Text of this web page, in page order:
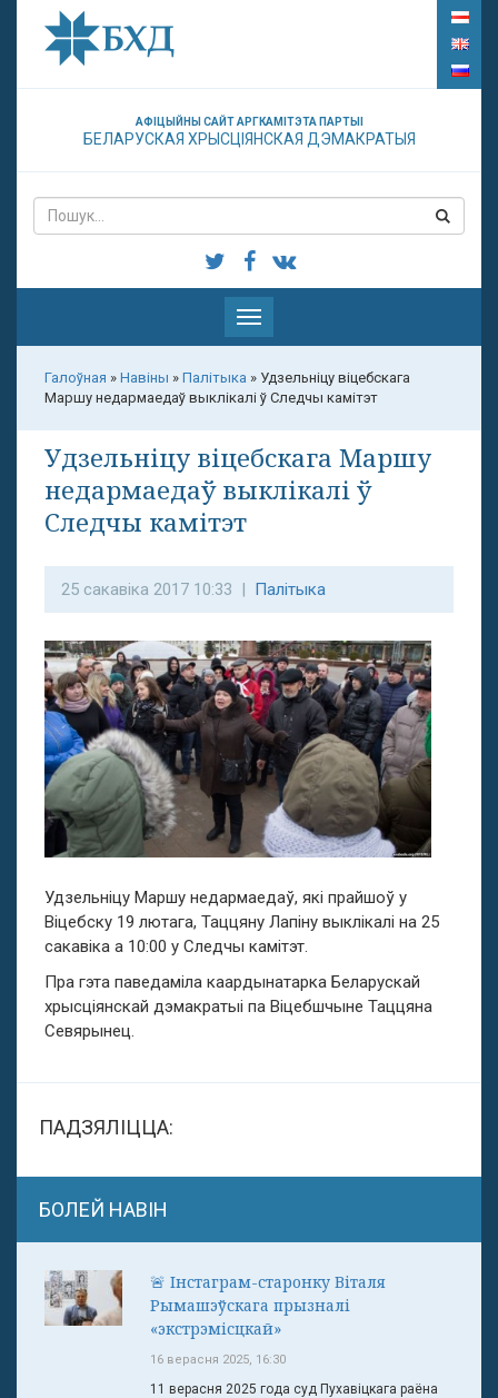
АФІЦЫЙНЫ САЙТ АРГКАМІТЭТА ПАРТЫІ
БЕЛАРУСКАЯ ХРЫСЦІЯНСКАЯ ДЭМАКРАТЫЯ
Паказаць
меню
Галоўная » Навіны » Палітыка » Удзельніцу віцебскага
Маршу недармаедаў выклікалі ў Следчы камітэт
Удзельніцу віцебскага Маршу
недармаедаў выклікалі ў
Следчы камітэт
25 сакавіка 2017 10:33 | Палітыка
Удзельніцу Маршу недармаедаў, які прайшоў у
Віцебску 19 лютага, Таццяну Лапіну выклікалі на 25
сакавіка а 10:00 у Следчы камітэт.
Пра гэта паведаміла каардынатарка Беларускай
хрысціянскай дэмакратыі па Віцебшчыне Таццяна
Севярынец.
ПАДЗЯЛІЦЦА:
БОЛЕЙ НАВІН
🚨 Інстаграм-старонку Віталя
Рымашэўскага прызналі
«экстрэмісцкай»
16 верасня 2025, 16:30
11 верасня 2025 года суд Пухавіцкага раёна